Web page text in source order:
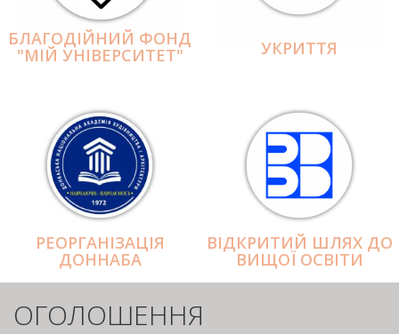
БЛАГОДІЙНИЙ ФОНД
"МІЙ УНІВЕРСИТЕТ" УКРИТТЯ
РЕОРГАНІЗАЦІЯ
ДОННАБА
ВІДКРИТИЙ ШЛЯХ ДО
ВИЩОЇ ОСВІТИ
ОГОЛОШЕННЯ